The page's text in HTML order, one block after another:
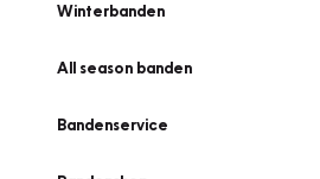
Winterbanden
All season banden
Bandenservice